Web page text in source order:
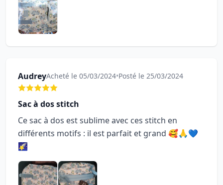
AudreyAcheté le 05/03/2024•Posté le 25/03/2024
Sac à dos stitch
Ce sac à dos est sublime avec ces stitch en
différents motifs : il est parfait et grand 🥰🙏💙
🌠